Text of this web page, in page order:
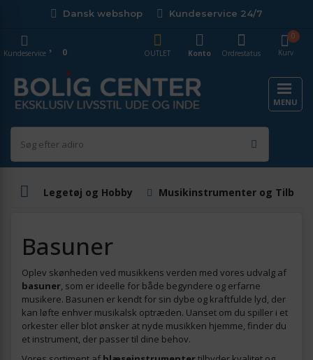
Dansk webshop Kundeservice 24/7
Kurv
0
OUTLET
Konto Ordrestatus
Kundeservice 0
MENU
Legetøj og Hobby Musikinstrumenter og
Basuner
Oplev skønheden ved musikkens verden med vores udvalg af
basuner, som er ideelle for både begyndere og erfarne
musikere. Basunen er kendt for sin dybe og kraftfulde lyd, der
kan løfte enhver musikalsk optræden. Uanset om du spiller i et
orkester eller blot ønsker at nyde musikken hjemme, finder du
et instrument, der passer til dine behov.